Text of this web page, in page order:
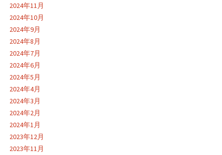
2024年11月
2024年10月
2024年9月
2024年8月
2024年7月
2024年6月
2024年5月
2024年4月
2024年3月
2024年2月
2024年1月
2023年12月
2023年11月